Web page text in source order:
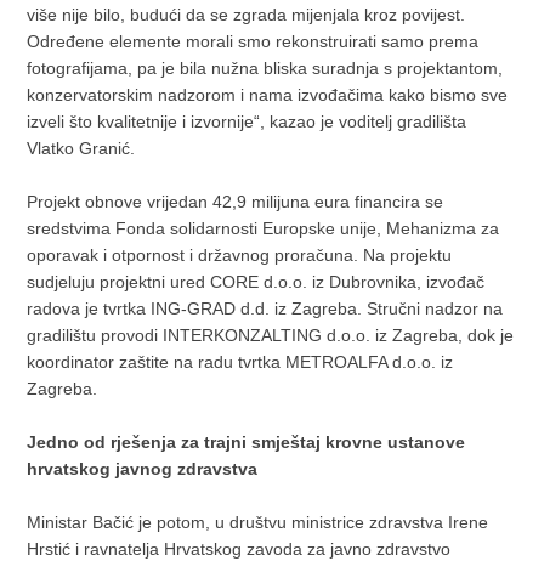
više nije bilo, budući da se zgrada mijenjala kroz povijest.
Određene elemente morali smo rekonstruirati samo prema
fotografijama, pa je bila nužna bliska suradnja s projektantom,
konzervatorskim nadzorom i nama izvođačima kako bismo sve
izveli što kvalitetnije i izvornije“, kazao je voditelj gradilišta
Vlatko Granić.
Projekt obnove vrijedan 42,9 milijuna eura financira se
sredstvima Fonda solidarnosti Europske unije, Mehanizma za
oporavak i otpornost i državnog proračuna. Na projektu
sudjeluju projektni ured CORE d.o.o. iz Dubrovnika, izvođač
radova je tvrtka ING-GRAD d.d. iz Zagreba. Stručni nadzor na
gradilištu provodi INTERKONZALTING d.o.o. iz Zagreba, dok je
koordinator zaštite na radu tvrtka METROALFA d.o.o. iz
Zagreba.
Jedno od rješenja za trajni smještaj krovne ustanove
hrvatskog javnog zdravstva
Ministar Bačić je potom, u društvu ministrice zdravstva Irene
Hrstić i ravnatelja Hrvatskog zavoda za javno zdravstvo